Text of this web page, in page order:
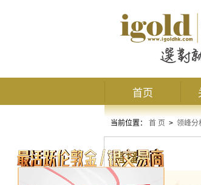
首页
当前位置： 首 页 > 领峰分
直播观点